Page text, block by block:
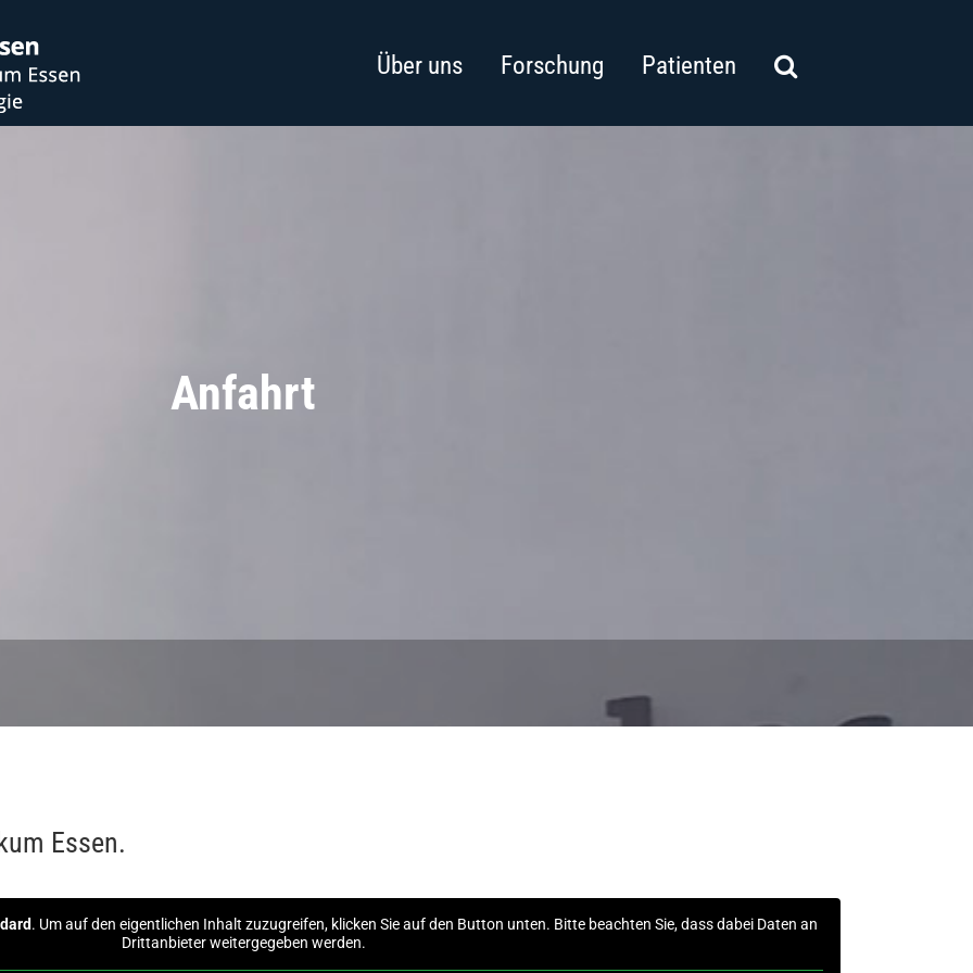
Über uns Forschung Patienten
Anfahrt
Essen.
. Um auf den eigentlichen Inhalt zuzugreifen, klicken Sie auf den Button unten. Bitte beachten Sie, dass dabei Daten an
Drittanbieter weitergegeben werden.